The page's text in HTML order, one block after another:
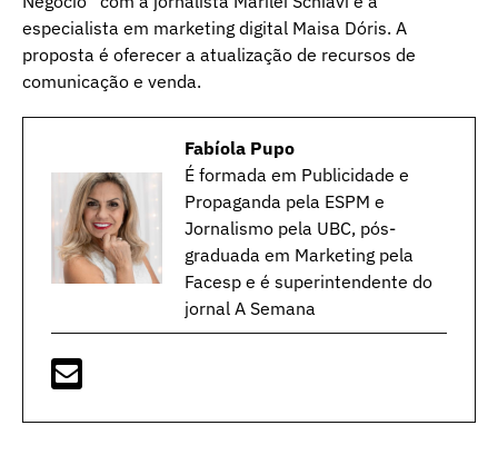
especialista em marketing digital Maisa Dóris. A
proposta é oferecer a atualização de recursos de
comunicação e venda.
Fabíola Pupo
É formada em Publicidade e
Propaganda pela ESPM e
Jornalismo pela UBC, pós-
graduada em Marketing pela
Facesp e é superintendente do
jornal A Semana